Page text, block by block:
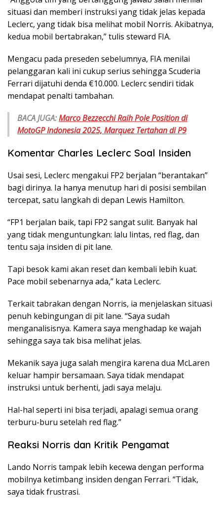
situasi dan memberi instruksi yang tidak jelas kepada
Leclerc, yang tidak bisa melihat mobil Norris. Akibatnya,
kedua mobil bertabrakan,” tulis steward FIA.
Mengacu pada preseden sebelumnya, FIA menilai
pelanggaran kali ini cukup serius sehingga Scuderia
Ferrari dijatuhi denda €10.000. Leclerc sendiri tidak
mendapat penalti tambahan.
BACA JUGA:Marco Bezzecchi Raih Pole Position di
MotoGP Indonesia 2025, Marquez Tertahan di P9
Komentar Charles Leclerc Soal Insiden
Usai sesi, Leclerc mengakui FP2 berjalan “berantakan”
bagi dirinya. Ia hanya menutup hari di posisi sembilan
tercepat, satu langkah di depan Lewis Hamilton.
“FP1 berjalan baik, tapi FP2 sangat sulit. Banyak hal
yang tidak menguntungkan: lalu lintas, red flag, dan
tentu saja insiden di pit lane.
Tapi besok kami akan reset dan kembali lebih kuat.
Pace mobil sebenarnya ada,” kata Leclerc.
Terkait tabrakan dengan Norris, ia menjelaskan situasi
penuh kebingungan di pit lane. “Saya sudah
menganalisisnya. Kamera saya menghadap ke wajah
sehingga saya tak bisa melihat jelas.
Mekanik saya juga salah mengira karena dua McLaren
keluar hampir bersamaan. Saya tidak mendapat
instruksi untuk berhenti, jadi saya melaju.
Hal-hal seperti ini bisa terjadi, apalagi semua orang
terburu-buru setelah red flag.”
Reaksi Norris dan Kritik Pengamat
Lando Norris tampak lebih kecewa dengan performa
mobilnya ketimbang insiden dengan Ferrari. “Tidak,
saya tidak frustrasi.